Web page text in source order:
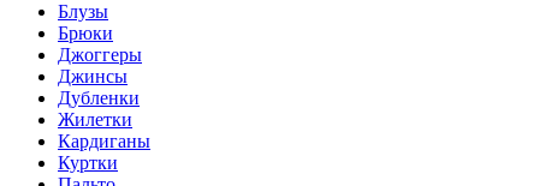
Блузы
Брюки
Джоггеры
Джинсы
Дубленки
Жилетки
Кардиганы
Куртки